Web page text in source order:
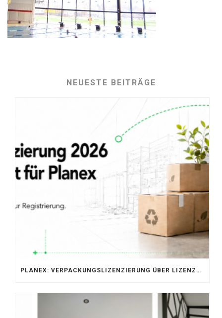
NEUESTE BEITRÄGE
PLANEX: VERPACKUNGSLIZENZIERUNG ÜBER LIZENZERO & LUCID 2026